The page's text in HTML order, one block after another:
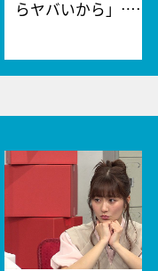
らヤバいから」……